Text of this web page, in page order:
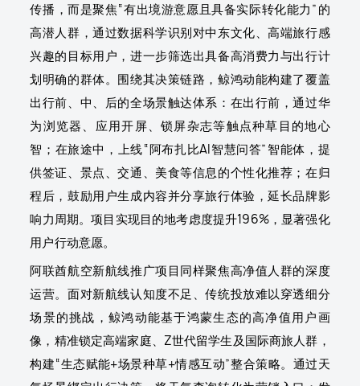
传播，而是聚焦“有出境游意愿且具备实际转化能力”的
高潜人群，通过数据科学识别对中东文化、高端旅行感
兴趣的目标用户，进一步筛选出具备高消费力与出行计
划明确的群体。围绕其决策链路，鲸鸿动能构建了覆盖
出行前、中、后的全场景触达体系：在出行前，通过华
为浏览器、应用开屏、锁屏杂志等触点种草目的地心
智；在旅途中，上线“阿布扎比AI智慧问答”智能体，提
供签证、景点、交通、美食等信息的个性化推荐；在归
程后，鼓励用户生成内容并分享旅行体验，延长品牌影
响力周期。项目实现目的地考虑度提升196%，显著强化
用户行动意愿。
阿联酋航空新航线推广项目同样聚焦高净值人群的深度
运营。面对新航线认知度不足、传统投放难以穿透细分
场景的挑战，鲸鸿动能基于鸿蒙生态的高净值用户画
像，精准锁定高端家庭、Z世代留学生及国际商旅人群，
构建“生态赋能+场景种草+情感互动”整合策略。通过天